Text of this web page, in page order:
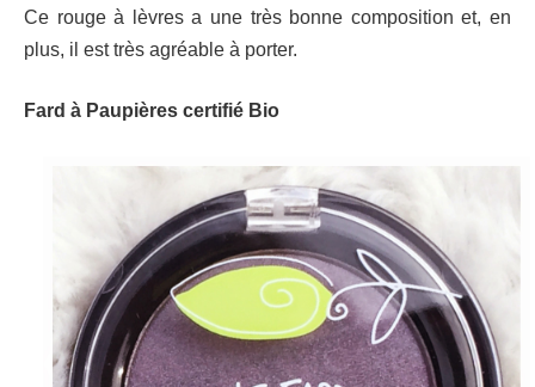
Ce rouge à lèvres a une très bonne composition et, en
plus, il est très agréable à porter.
Fard à Paupières certifié Bio